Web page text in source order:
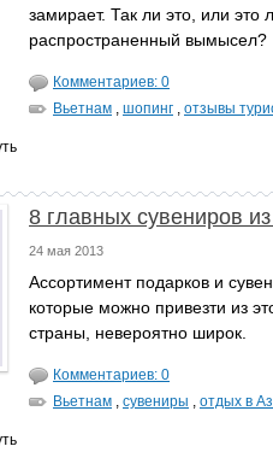
замирает. Так ли это, или это
распространенный вымысел?
Комментариев: 0
Вьетнам , шопинг , отзывы
8 главных сувениров
24 мая 2013
Ассортимент подарков и
которые можно привезти из
страны, невероятно широк.
Комментариев: 0
Вьетнам , сувениры , отдых в